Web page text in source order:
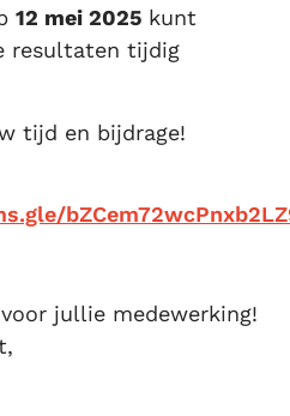
12 mei 2025 kunt
resultaten tijdig
tijd en bijdrage!
jullie medewerking!